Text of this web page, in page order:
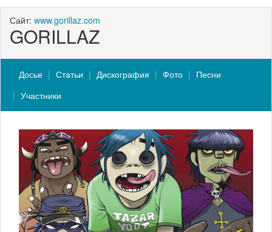
Сайт: www.gorillaz.com
GORILLAZ
Досье Статьи Дискография Фото
Песни
Участники